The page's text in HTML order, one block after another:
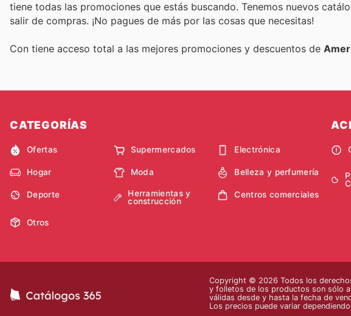
tiene todas las promociones que estás buscando. Tenemos nuevos
salir de compras. ¡No pagues de más por las cosas que necesitas!
Con tiene acceso total a las mejores promociones y descuentos de
CATEGORÍAS
Ofertas Supermercados Electrónica
Hogar Moda Belleza y perfumería
Deporte
Herramientas y
construcción
Centros comerciales
Otros
Copyright © 2026 Todos los
y folletos de los productos son sólo
válidas desde y hasta la fecha de
Los precios puede variar